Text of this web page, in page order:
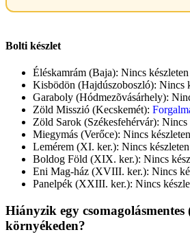
Bolti készlet
Éléskamrám (Baja): Nincs készleten
Kisbödön (Hajdúszoboszló): Nincs
Garaboly (Hódmezõvásárhely):
Zöld Misszió (Kecskemét):
Zöld Sarok (Székesfehérvár): Nincs
Miegymás (Verőce): Nincs készleten
Lemérem (XI. ker.): Nincs készleten
Boldog Föld (XIX. ker.): Nincs
Eni Mag-ház (XVIII. ker.): Nincs
Panelpék (XXIII. ker.): Nincs
Hiányzik egy csomagolásmentes
környékeden?